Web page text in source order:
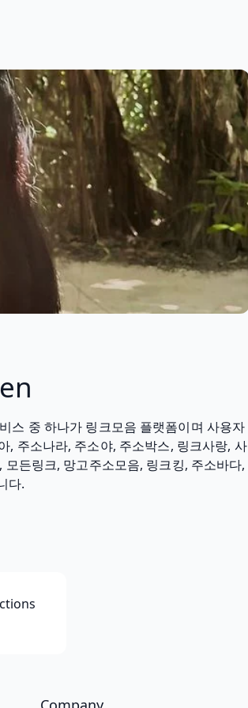
스 중 하나가 링크모음 플랫폼이며 사용자
, 주소나라, 주소야, 주소박스, 링크사랑, 사
든링크, 망고주소모음, 링크킹, 주소바다,
다.